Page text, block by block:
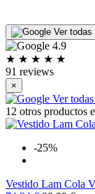
Ver todas
4.9
★ ★ ★ ★ ★
91 reviews
×
Ver
12 otros productos
-25%
Vestido Lam Cola